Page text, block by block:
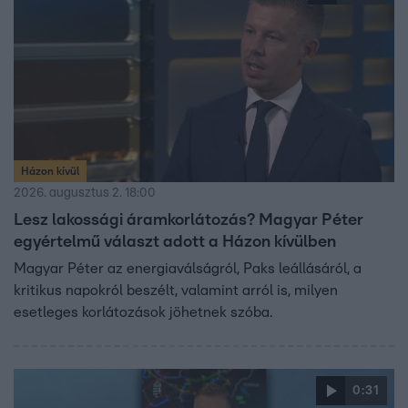
Házon kívül
2026. augusztus 2. 18:00
Lesz lakossági áramkorlátozás? Magyar Péter
egyértelmű választ adott a Házon kívülben
Magyar Péter az energiaválságról, Paks leállásáról, a
kritikus napokról beszélt, valamint arról is, milyen
esetleges korlátozások jöhetnek szóba.
0:31